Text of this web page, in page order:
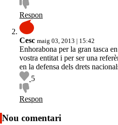
Respon
Cesc maig 03, 2013 | 15:42
Enhorabona per la gran tasca
vostra entitat i per ser una
en la defensa dels drets
5
Respon
Nou comentari